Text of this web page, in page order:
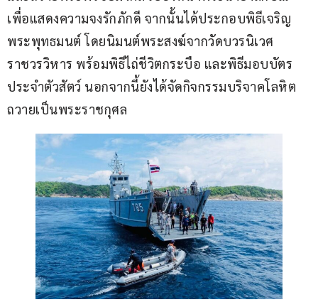
เพื่อแสดงความจงรักภักดี จากนั้นได้ประกอบพิธีเจริญ
พระพุทธมนต์ โดยนิมนต์พระสงฆ์จากวัดบวรนิเวศ
ราชวรวิหาร พร้อมพิธีไถ่ชีวิตกระบือ และพิธีมอบบัตร
ประจำตัวสัตว์ นอกจากนี้ยังได้จัดกิจกรรมบริจาคโลหิต
ถวายเป็นพระราชกุศล